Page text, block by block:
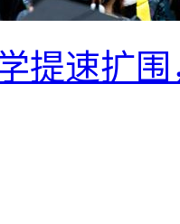
提速扩